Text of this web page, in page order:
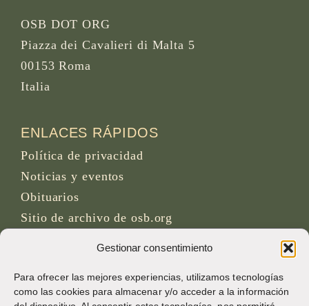
Gestionar consentimiento
Para ofrecer las mejores experiencias, utilizamos tecnologías
como las cookies para almacenar y/o acceder a la información
OSB DOT ORG
Piazza dei Cavalieri di Malta 5
00153 Roma
Italia
ENLACES RÁPIDOS
Política de privacidad
Noticias y eventos
Obituarios
Sitio de archivo de osb.org
Enlace de fuente RSS
REDES SOCIALES